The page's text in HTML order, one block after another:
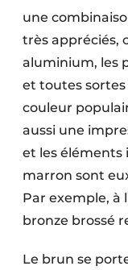
une
très appréciés,
aluminium, les
et toutes sortes
couleur
aussi une
et les éléments
marron sont
Par exemple, à
bronze brossé
Le brun se